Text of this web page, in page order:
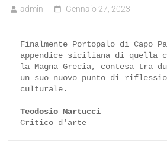
admin Gennaio 27, 2023
Finalmente Portopalo di Capo
appendice siciliana di quella
la Magna Grecia, contesa tra
un suo nuovo punto di
culturale.
Teodosio Martucci
Critico d'arte